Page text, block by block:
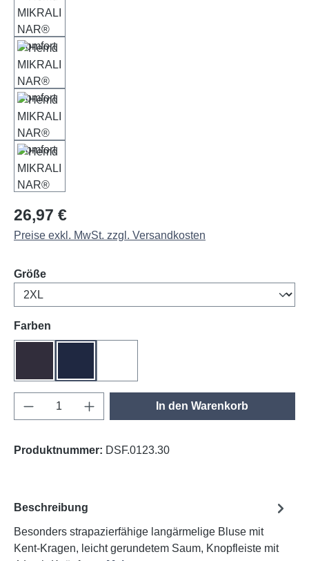
Regulärer Preis:
26,97 €
Preise exkl. MwSt. zzgl. Versandkosten
Größeauswählen
Farben
Produkt Anzahl: Gib den gewünschten
In den Warenkorb
Produktnummer: DSF.0123.30
Beschreibung
Besonders strapazierfähige langärmelige Bluse mit
Kent-Kragen, leicht gerundetem Saum, Knopfleiste mit